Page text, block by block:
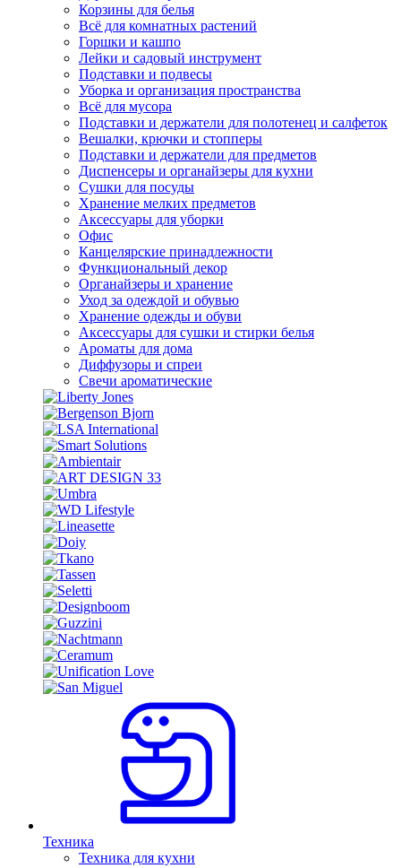
Корзины для белья
Всё для комнатных растений
Горшки и кашпо
Лейки и садовый инструмент
Подставки и подвесы
Уборка и организация пространства
Всё для мусора
Подставки и держатели для полотенец и салфеток
Вешалки, крючки и стопперы
Подставки и держатели для предметов
Диспенсеры и органайзеры для кухни
Сушки для посуды
Хранение мелких предметов
Аксессуары для уборки
Офис
Канцелярские принадлежности
Функциональный декор
Органайзеры и хранение
Уход за одеждой и обувью
Хранение одежды и обуви
Аксессуары для сушки и стирки белья
Ароматы для дома
Диффузоры и спреи
Свечи ароматические
Техника
Техника для кухни